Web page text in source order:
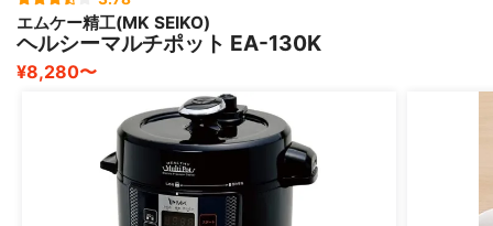
エムケー精工(MK SEIKO)
ヘルシーマルチポット EA-130K
¥8,280〜